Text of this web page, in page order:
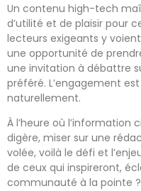
Un contenu high-tech
d’utilité et de plaisir pour
lecteurs exigeants y
une opportunité de
une invitation à débattre
préféré. L’engagement
naturellement.
À l’heure où l’information
digère, miser sur une
volée, voilà le défi et
de ceux qui inspireront,
communauté à la pointe